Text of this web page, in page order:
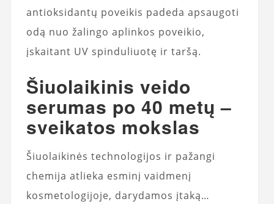
antioksidantų poveikis padeda apsaugoti
odą nuo žalingo aplinkos poveikio,
įskaitant UV spinduliuotę ir taršą.
Šiuolaikinis veido
serumas po 40 metų –
sveikatos mokslas
Šiuolaikinės technologijos ir pažangi
chemija atlieka esminį vaidmenį
kosmetologijoje, darydamos įtaką…